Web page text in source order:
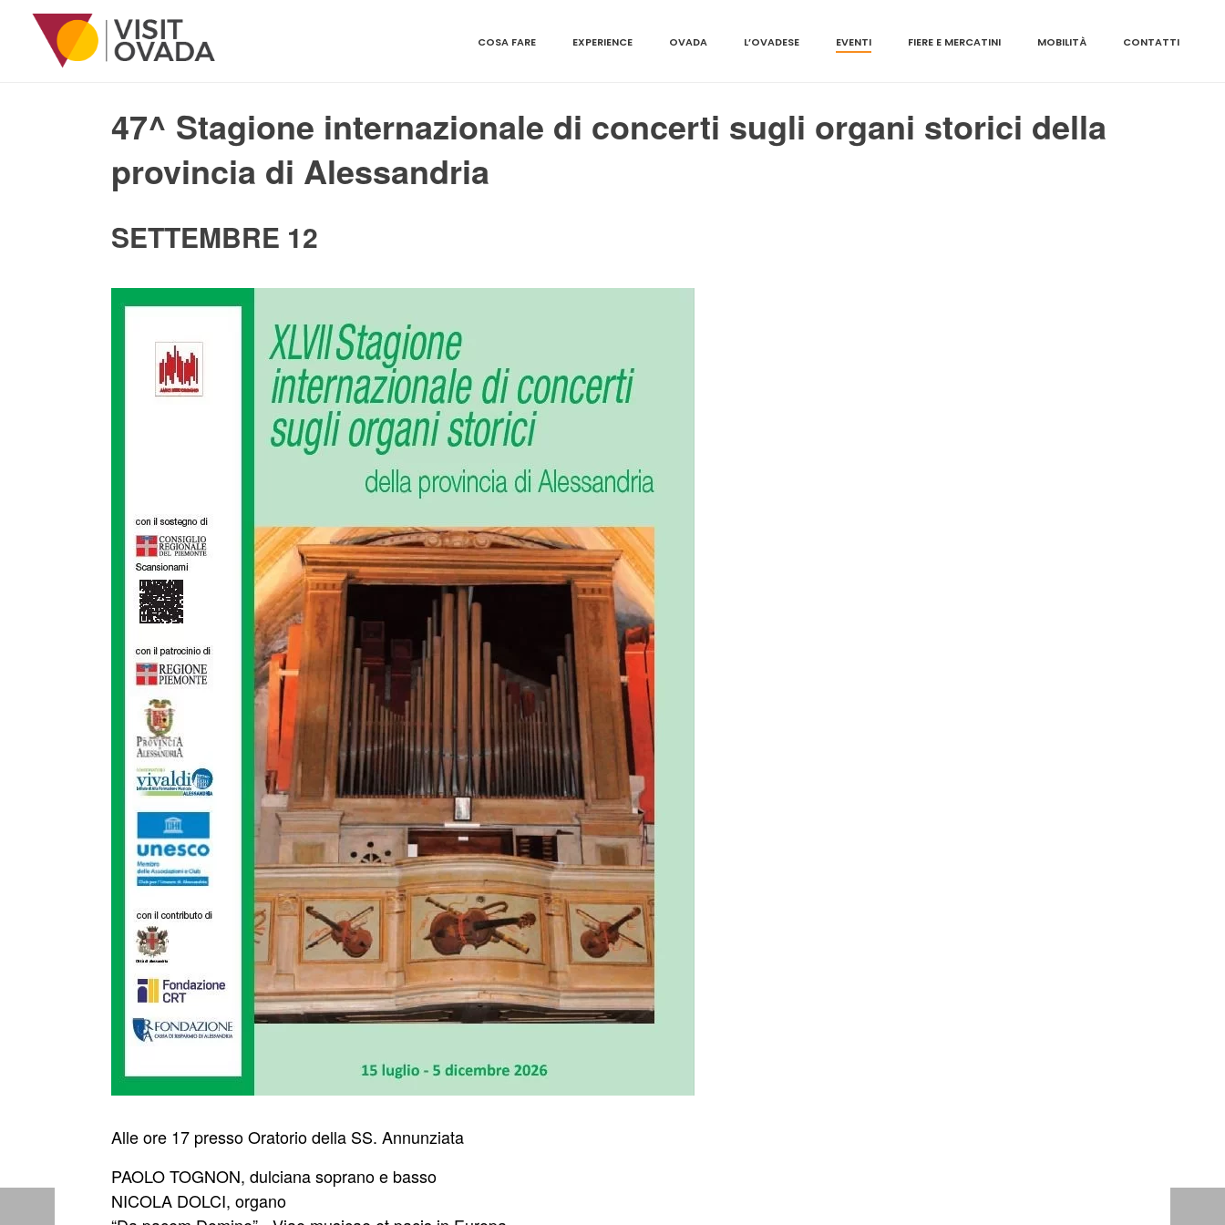
COSA FARE EXPERIENCE OVADA L’OVADESE EVENTI FIERE E MERCATINI MOBILITÀ CONTATTI
« Tutti gli Eventi
47^ Stagione internazionale di concerti sugli organi storici della
provincia di Alessandria
SETTEMBRE 12
Alle ore 17 presso Oratorio della SS. Annunziata
PAOLO TOGNON, dulciana soprano e basso
NICOLA DOLCI, organo